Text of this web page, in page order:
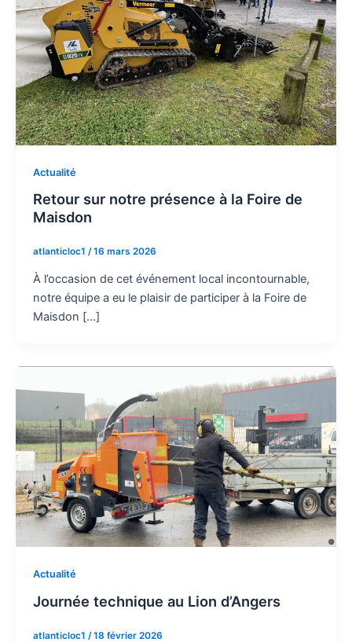
Actualité
Retour sur notre présence à la Foire de
Maisdon
atlanticloc1 /16 mars 2026
À l’occasion de cet événement local incontournable,
notre équipe a eu le plaisir de participer à la Foire de
Maisdon […]
Actualité
Journée technique au Lion d’Angers
atlanticloc1 /18 février 2026